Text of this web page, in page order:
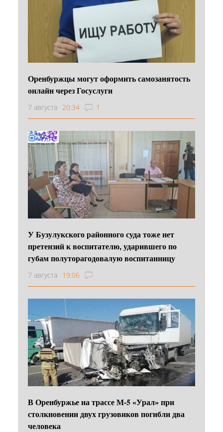
Оренбуржцы могут оформить самозанятость
онлайн через Госуслуги
7 августа 20:34 1
У Бузулукского районного суда тоже нет
претензий к воспитателю, ударившего по
губам полуторагодовалую воспитанницу
7 августа 19:06
В Оренбуржье на трассе М-5 «Урал» при
столкновении двух грузовиков погибли два
человека